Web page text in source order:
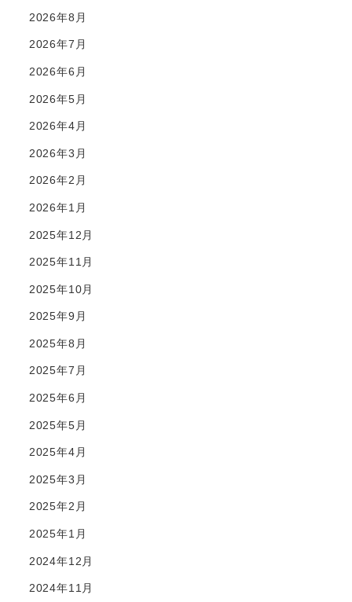
2026年8月
2026年7月
2026年6月
2026年5月
2026年4月
2026年3月
2026年2月
2026年1月
2025年12月
2025年11月
2025年10月
2025年9月
2025年8月
2025年7月
2025年6月
2025年5月
2025年4月
2025年3月
2025年2月
2025年1月
2024年12月
2024年11月